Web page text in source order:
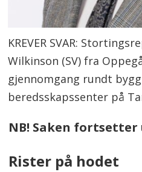
KREVER SVAR:
Wilkinson (SV) fra
gjennomgang rundt
beredsskapssenter på
NB! Saken
Rister på hodet